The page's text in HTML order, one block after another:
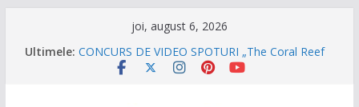
joi, august 6, 2026
Ultimele:
Festivalul Lavandei a fost despre oameni, emoții
și clipe de neuitat!
CONCURS DE VIDEO SPOTURI „The Coral Reef